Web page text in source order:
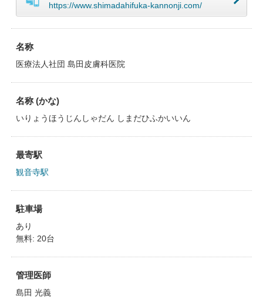
https://www.shimadahifuka-kannonji.com/
名称
医療法人社団 島田皮膚科医院
名称 (かな)
いりょうほうじんしゃだん しまだひふかいいん
最寄駅
観音寺駅
駐車場
あり
無料: 20台
管理医師
島田 光義